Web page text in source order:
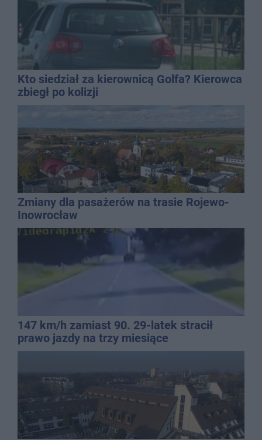
Kto siedział za kierownicą Golfa? Kierowca
zbiegł po kolizji
Zmiany dla pasażerów na trasie Rojewo-
Inowrocław
147 km/h zamiast 90. 29-latek stracił
prawo jazdy na trzy miesiące